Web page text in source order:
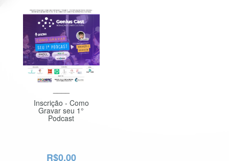
Inscrição - Como
Gravar seu 1°
Podcast
R$0,00